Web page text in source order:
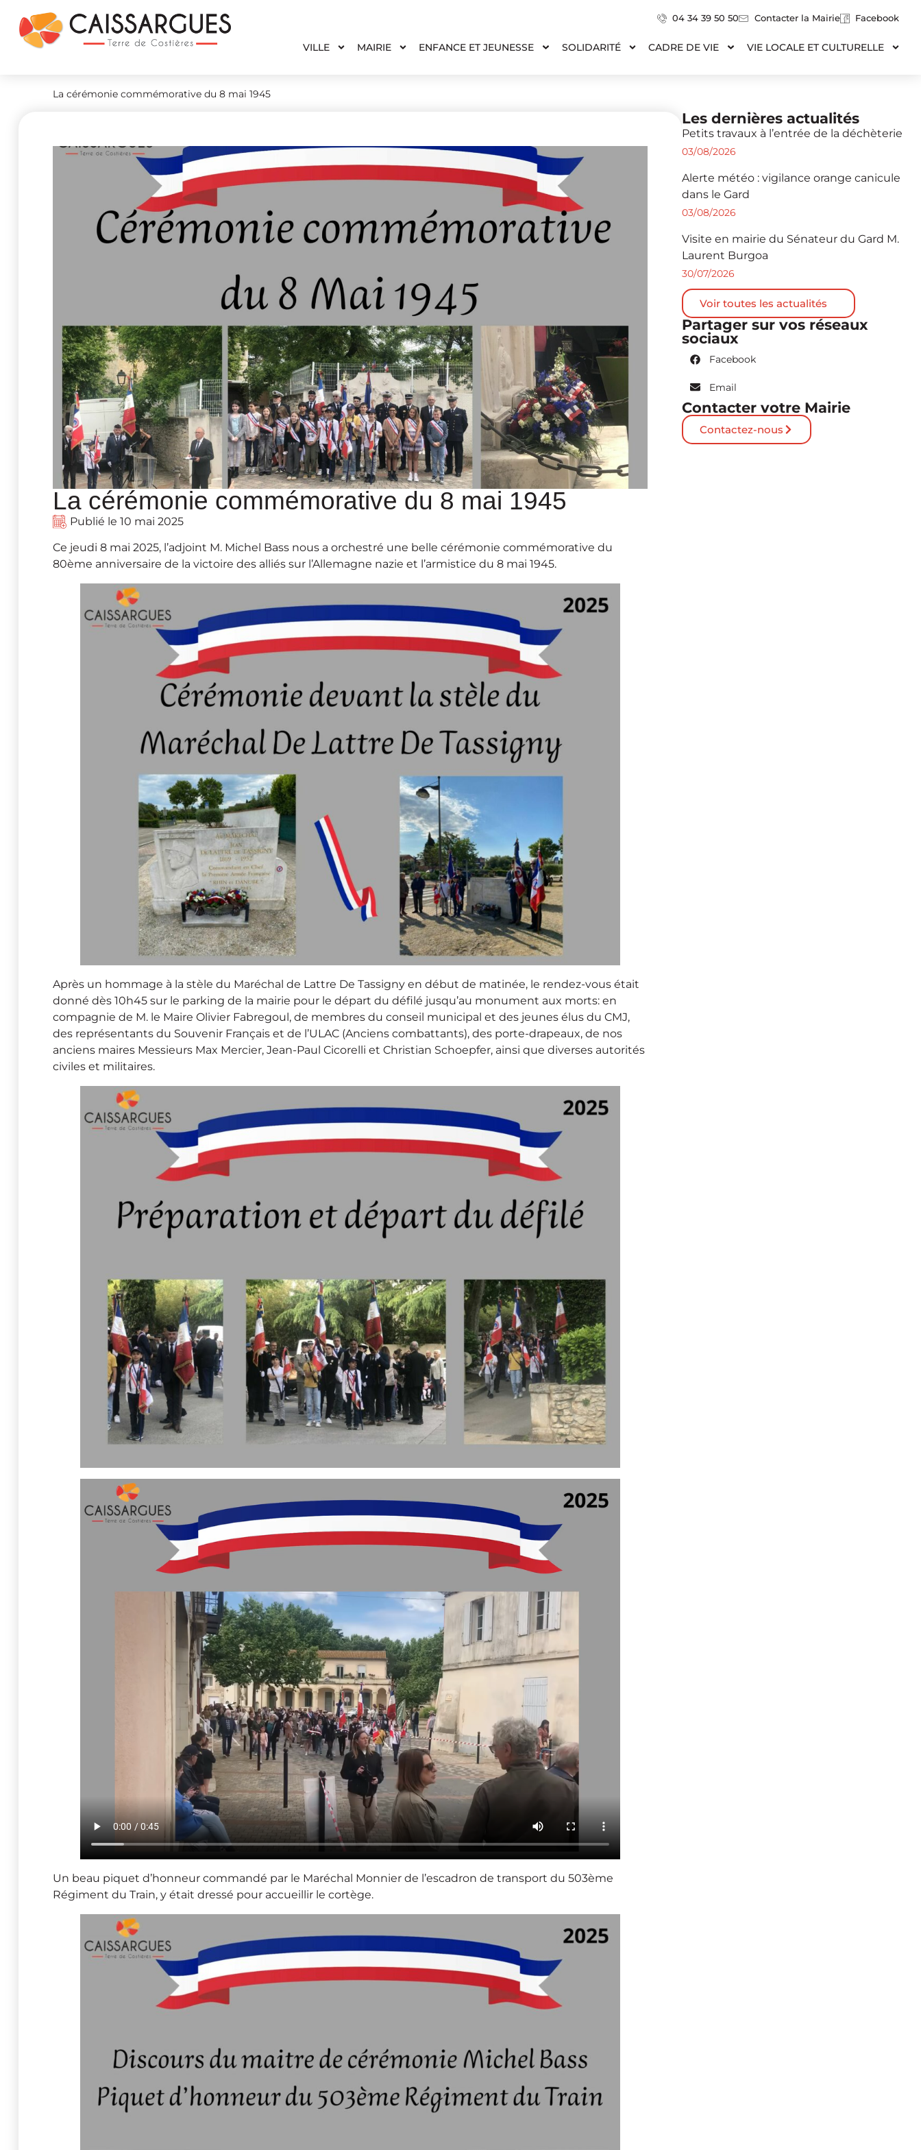
04 34 39 50 50 Contacter la Mairie Facebook
VILLE MAIRIE ENFANCE ET JEUNESSE SOLIDARITÉ CADRE DE VIE VIE LOCALE ET CULTURELLE
La cérémonie commémorative du 8 mai 1945
La cérémonie commémorative du 8 mai 1945
Publié le 10 mai 2025
Ce jeudi 8 mai 2025, l’adjoint M. Michel Bass nous a orchestré une belle cérémonie commémorative du
80ème anniversaire de la victoire des alliés sur l’Allemagne nazie et l’armistice du 8 mai 1945.
Après un hommage à la stèle du Maréchal de Lattre De Tassigny en début de matinée, le rendez-vous était
donné dès 10h45 sur le parking de la mairie pour le départ du défilé jusqu’au monument aux morts: en
compagnie de M. le Maire Olivier Fabregoul, de membres du conseil municipal et des jeunes élus du CMJ,
des représentants du Souvenir Français et de l’ULAC (Anciens combattants), des porte-drapeaux, de nos
anciens maires Messieurs Max Mercier, Jean-Paul Cicorelli et Christian Schoepfer, ainsi que diverses autorités
civiles et militaires.
Un beau piquet d’honneur commandé par le Maréchal Monnier de l’escadron de transport du 503ème
Régiment du Train, y était dressé pour accueillir le cortège.
Les dernières actualités
Petits travaux à l’entrée de la déchèterie
03/08/2026
Alerte météo : vigilance orange canicule
dans le Gard
03/08/2026
Visite en mairie du Sénateur du Gard M.
Laurent Burgoa
30/07/2026
Voir toutes les actualités
Partager sur vos réseaux
sociaux
Facebook
Email
Contacter votre Mairie
Contactez-nous